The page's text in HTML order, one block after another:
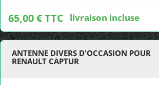
65,00 € TTC livraison incluse
ANTENNE DIVERS D'OCCASION POUR
RENAULT CAPTUR